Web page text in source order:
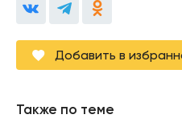
Добавить в
Также по теме